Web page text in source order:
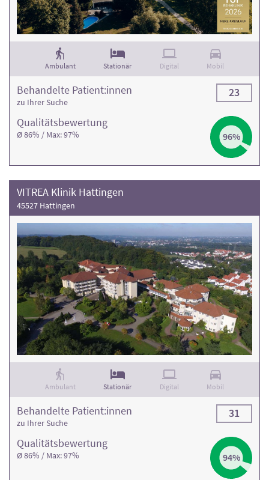
die Bewertung der Rehaklinik und die Anzahl der
Behandlungsfälle. Weitere Informationen und die
Kontaktdaten finden Sie in den jeweiligen Klinikprofilen.
Ambulant Stationär Digital Mobil
Qualitäts­bewertung
Ø 86% / Max: 97% 96%
Behandelte Patient:innen
zu Ihrer Suche
23
VITREA Klinik Hattingen
45527 Hattingen
Ambulant Stationär Digital Mobil
Qualitäts­bewertung
Ø 86% / Max: 97% 94%
Behandelte Patient:innen
zu Ihrer Suche
31